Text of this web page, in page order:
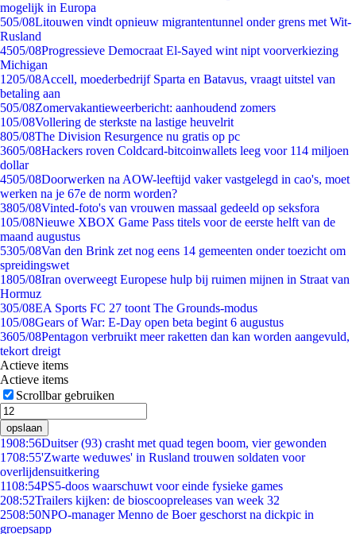
mogelijk in Europa
505/08Litouwen vindt opnieuw migrantentunnel onder grens met Wit-
Rusland
4505/08Progressieve Democraat El-Sayed wint nipt voorverkiezing
Michigan
1205/08Accell, moederbedrijf Sparta en Batavus, vraagt uitstel van
betaling aan
505/08Zomervakantieweerbericht: aanhoudend zomers
105/08Vollering de sterkste na lastige heuvelrit
805/08The Division Resurgence nu gratis op pc
3605/08Hackers roven Coldcard-bitcoinwallets leeg voor 114 miljoen
dollar
4505/08Doorwerken na AOW-leeftijd vaker vastgelegd in cao's, moet
werken na je 67e de norm worden?
3805/08Vinted-foto's van vrouwen massaal gedeeld op seksfora
105/08Nieuwe XBOX Game Pass titels voor de eerste helft van de
maand augustus
5305/08Van den Brink zet nog eens 14 gemeenten onder toezicht om
spreidingswet
1805/08Iran overweegt Europese hulp bij ruimen mijnen in Straat van
Hormuz
305/08EA Sports FC 27 toont The Grounds-modus
105/08Gears of War: E-Day open beta begint 6 augustus
3605/08Pentagon verbruikt meer raketten dan kan worden aangevuld,
tekort dreigt
Actieve items
Actieve items
Scrollbar gebruiken
opslaan
1908:56Duitser (93) crasht met quad tegen boom, vier gewonden
1708:55'Zwarte weduwes' in Rusland trouwen soldaten voor
overlijdensuitkering
1108:54PS5-doos waarschuwt voor einde fysieke games
208:52Trailers kijken: de bioscoopreleases van week 32
2508:50NPO-manager Menno de Boer geschorst na dickpic in
groepsapp